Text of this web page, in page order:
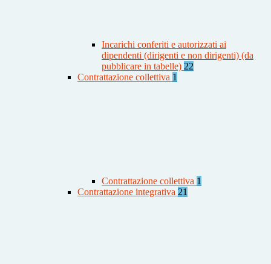
Incarichi conferiti e autorizzati ai
dipendenti (dirigenti e non dirigenti) (da
pubblicare in tabelle) 22
Contrattazione collettiva 1
Contrattazione collettiva 1
Contrattazione integrativa 21